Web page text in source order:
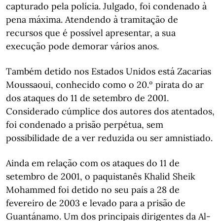
capturado pela polícia. Julgado, foi condenado à
pena máxima. Atendendo à tramitação de
recursos que é possível apresentar, a sua
execução pode demorar vários anos.
Também detido nos Estados Unidos está Zacarias
Moussaoui, conhecido como o 20.º pirata do ar
dos ataques do 11 de setembro de 2001.
Considerado cúmplice dos autores dos atentados,
foi condenado a prisão perpétua, sem
possibilidade de a ver reduzida ou ser amnistiado.
Ainda em relação com os ataques do 11 de
setembro de 2001, o paquistanês Khalid Sheik
Mohammed foi detido no seu país a 28 de
fevereiro de 2003 e levado para a prisão de
Guantánamo. Um dos principais dirigentes da Al-